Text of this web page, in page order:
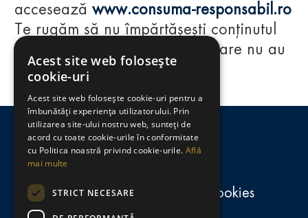
Regulamente
consumă-responsabil.ro
Politica de confidențialitate și cookies
accesează www.consuma-responsabil.ro
Te rugăm să nu împărtășești conținutul
acestui website cu persoane care nu au
împlinit vârsta de 18 ani.
Acest site web folosește
cookie-uri
Acest site web folosește cookie-uri pentru a
îmbunătăți experiența utilizatorului. Prin
utilizarea site-ului nostru web, sunteți de
acord cu toate cookie-urile în conformitate
cu Politica noastră privind cookie-urile. Află
mai multe
STRICT NECESARE